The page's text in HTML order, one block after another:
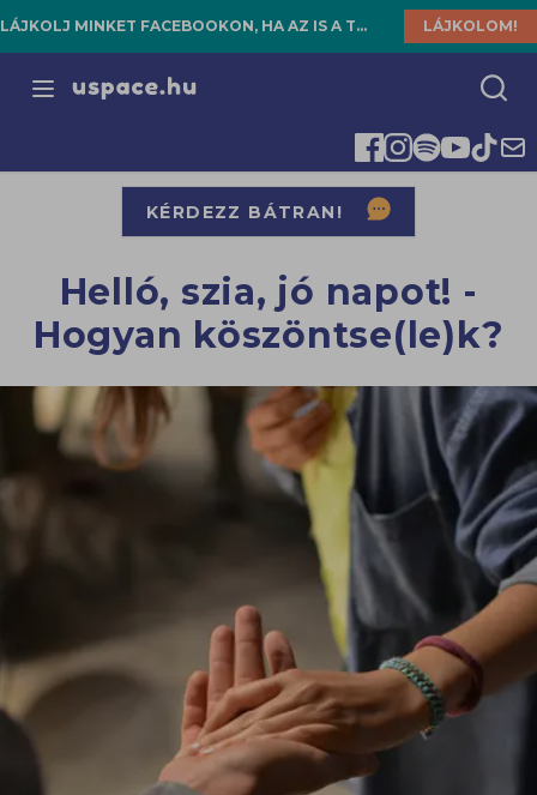
LÁJKOLJ MINKET FACEBOOKON, HA AZ IS A TE HELYED! LÁJKOLOM!
Open menu
KÉRDEZZ BÁTRAN!
Helló, szia, jó napot! -
Hogyan köszöntse(le)k?